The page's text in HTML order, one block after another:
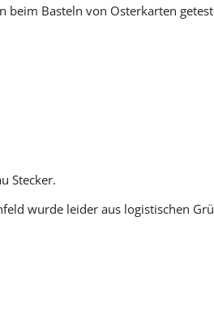
beim Basteln von Osterkarten
Stecker.
wurde leider aus logistischen